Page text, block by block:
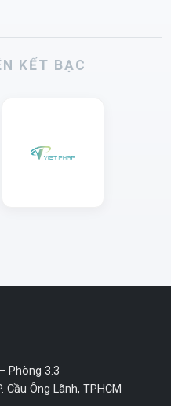
KẾT BẠC
Phòng 3.3
Ông Lãnh, TPHCM